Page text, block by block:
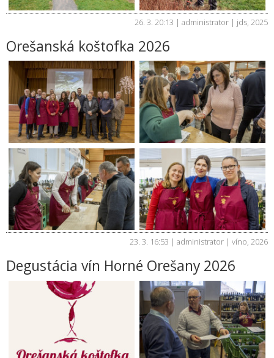
26. 3. 20:13 | administrator | jds, 2025
Orešanská koštofka 2026
23. 3. 16:53 | administrator | víno, 2026
Degustácia vín Horné Orešany 2026